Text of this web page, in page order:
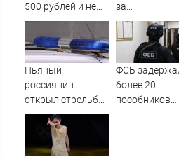
500 рублей и не
пользуется
туалетной
бумагой
за
над
Пьяный
россиянин
открыл стрельбу
по скорой
помощи и
полицейским
ФСБ
более 20
пособников